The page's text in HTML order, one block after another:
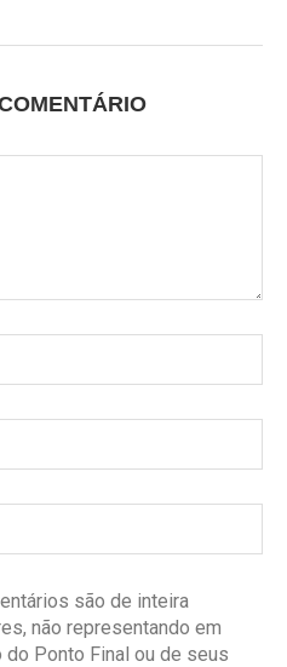
são de inteira
não representando em
Ponto Final ou de seus